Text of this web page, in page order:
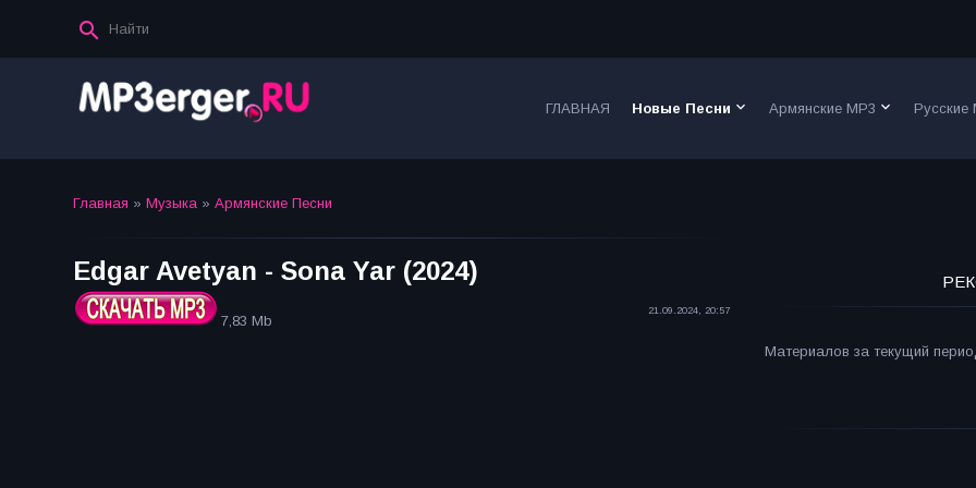
ГЛАВНАЯ Новые Песни keyboard_arrow_down Армянские MP3 keyboard_arrow_down Русские
Главная » Музыка » Армянские Песни
Edgar Avetyan - Sona Yar (2024)
7,83 Mb
21.09.2024, 20:57
Материалов за текущий